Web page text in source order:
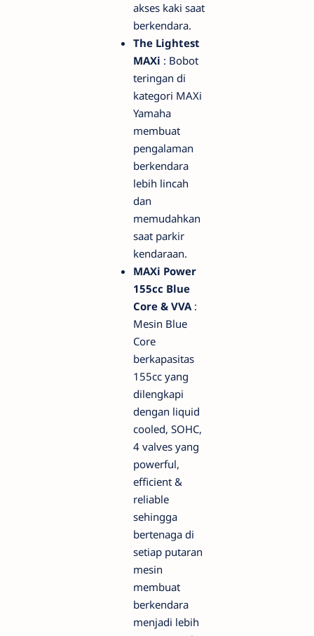
akses kaki saat
berkendara.
The Lightest
MAXi : Bobot
teringan di
kategori MAXi
Yamaha
membuat
pengalaman
berkendara
lebih lincah
dan
memudahkan
saat parkir
kendaraan.
MAXi Power
155cc Blue
Core & VVA:
Mesin Blue
Core
berkapasitas
155cc yang
dilengkapi
dengan liquid
cooled, SOHC,
4 valves yang
powerful,
efficient &
reliable
sehingga
bertenaga di
setiap putaran
mesin
membuat
berkendara
menjadi lebih